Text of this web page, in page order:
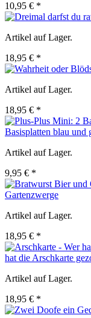
10,95 € *
Artikel auf Lager.
18,95 € *
Artikel auf Lager.
18,95 € *
Basisplatten blau und
Artikel auf Lager.
9,95 € *
Gartenzwerge
Artikel auf Lager.
18,95 € *
hat die Arschkarte
Artikel auf Lager.
18,95 € *